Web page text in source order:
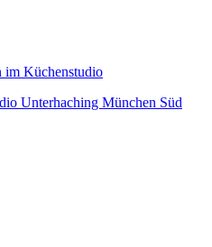
im Küchenstudio
Unterhaching München Süd